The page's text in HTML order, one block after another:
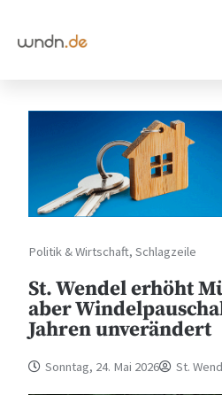
Politik & Wirtschaft,Schlagzeile
St. Wendel erhöht
aber
Jahren unverändert
Sonntag, 24. Mai 2026 St.